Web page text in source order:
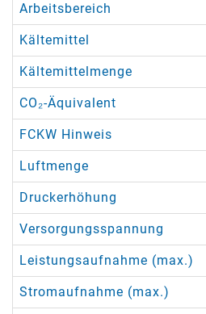
Arbeitsbereich
Kältemittel
Kältemittelmenge
CO₂-Äquivalent
FCKW Hinweis
Luftmenge
Druckerhöhung
Versorgungsspannung
Leistungsaufnahme (max.)
Stromaufnahme (max.)